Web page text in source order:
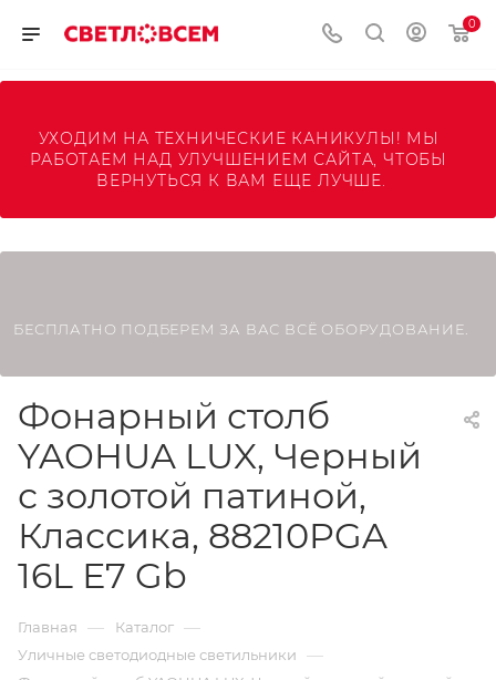
0
УХОДИМ НА ТЕХНИЧЕСКИЕ КАНИКУЛЫ! МЫ
РАБОТАЕМ НАД УЛУЧШЕНИЕМ САЙТА, ЧТОБЫ
ВЕРНУТЬСЯ К ВАМ ЕЩЕ ЛУЧШЕ.
БЕСПЛАТНО ПОДБЕРЕМ ЗА ВАС ВСЁ ОБОРУДОВАНИЕ.
Фонарный столб
YAOHUA LUX, Черный
с золотой патиной,
Классика, 88210PGA
16L Е7 Gb
Главная — Каталог —
Уличные светодиодные светильники —